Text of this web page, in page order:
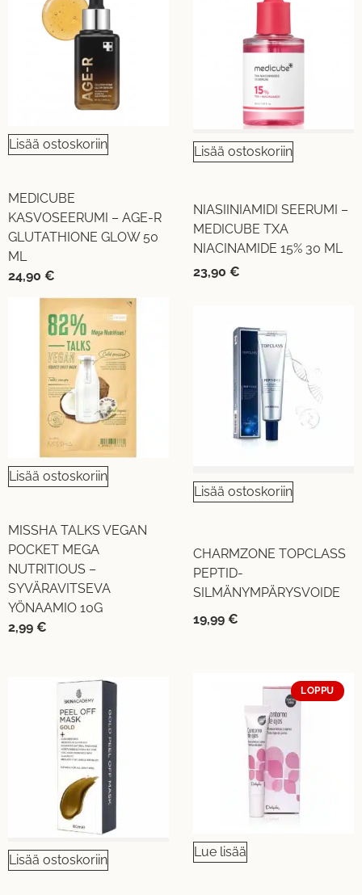
Lisää ostoskoriin
MEDICUBE
KASVOSEERUMI – AGE-R
GLUTATHIONE GLOW 50
ML
24,90 €
Lisää ostoskoriin
NIASIINIAMIDI SEERUMI –
MEDICUBE TXA
NIACINAMIDE 15% 30 ML
23,90 €
Lisää ostoskoriin
MISSHA TALKS VEGAN
POCKET MEGA
NUTRITIOUS –
SYVÄRAVITSEVA
YÖNAAMIO 10G
2,99 €
Lisää ostoskoriin
CHARMZONE TOPCLASS
PEPTID-
SILMÄNYMPÄRYSVOIDE
19,99 €
Lisää ostoskoriin
LOPPU
Lue lisää